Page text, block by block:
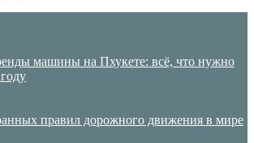
машины на Пхукете: всё, что нужно
правил дорожного движения в мире